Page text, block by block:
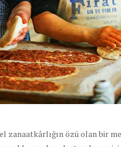
zanaatkârlığın özü olan bir